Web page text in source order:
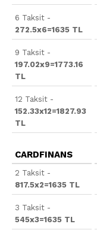
6 Taksit -
272.5x6=1635 TL
9 Taksit -
197.02x9=1773.16
TL
12 Taksit -
152.33x12=1827.93
TL
CARDFINANS
2 Taksit -
817.5x2=1635 TL
3 Taksit -
545x3=1635 TL